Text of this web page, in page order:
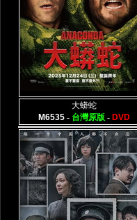
大蟒蛇
M6535 - 台灣原版 - DVD